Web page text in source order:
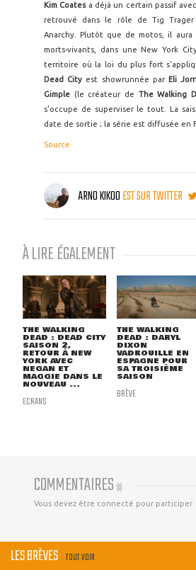
Kim Coates a déjà un certain passif
retrouvé dans le rôle de Tig
Anarchy. Plutôt que de motos, il
morts-vivants, dans une New York
territoire où la loi du plus fort
Dead City est showrunnée par Eli
Gimple (le créateur de The Walking
s'occupe de superviser le tout. La
date de sortie ; la série est diffusée en
Source
ARNO KIKOOEST SUR TWITTER
À LIRE ÉGALEMENT
THE WALKING
DEAD : DEAD CITY
SAISON 2,
RETOUR À NEW
YORK AVEC
NEGAN ET
MAGGIE DANS LE
NOUVEAU ...
ECRANS
THE WALKING
DEAD : DARYL
DIXON
VADROUILLE EN
ESPAGNE POUR
SA TROISIÈME
SAISON
BRÈVE
COMMENTAIRES (0)
Vous devez être connecté pour participer
LES BRÈVES TOUT VOIR